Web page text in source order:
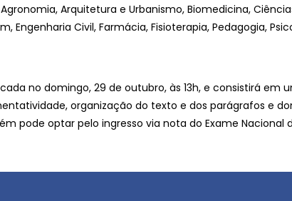
Arquitetura e Urbanismo, Biomedicina,
Engenharia Civil, Farmácia, Fisioterapia, Pedagogia,
no domingo, 29 de outubro, às 13h, e consistirá em
organização do texto e dos parágrafos e
pode optar pelo ingresso via nota do Exame Nacional